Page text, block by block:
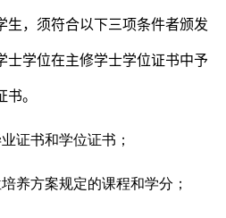
生，须符合以下三项条件者颁发
士学位在主修学士学位证书中予
。
证书和学位证书；
养方案规定的课程和学分；